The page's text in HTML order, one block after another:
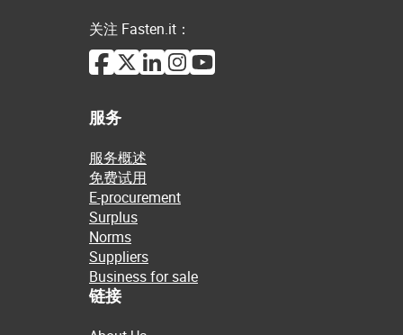
关注 Fasten.it：
服务
服务概述
免费试用
E-procurement
Surplus
Norms
Suppliers
Business for sale
链接